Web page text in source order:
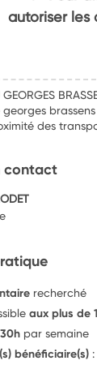
autoriser les
GEORGES
georges
des
contact
recherché
aux plus de
par semaine
bénéficiaire(s)